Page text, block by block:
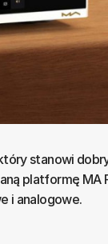
stanowi
platformę MA
i analogowe.